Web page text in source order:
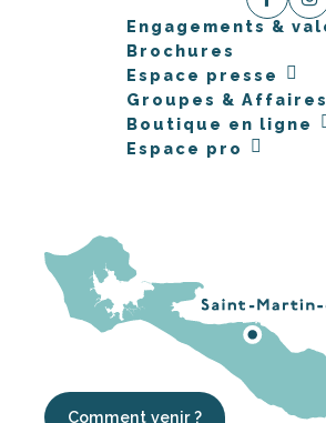
Engagements &
Brochures
Espace presse
Groupes & Affaires
Boutique en ligne
Espace pro
Comment venir ?